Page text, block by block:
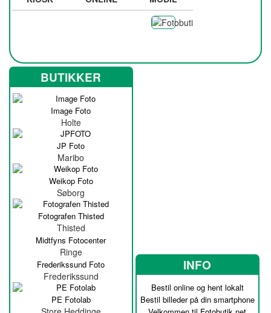
BUTIKKER
Image Foto
Holte
JP Foto
Maribo
Weikop Foto
Søborg
Fotografen Thisted
Thisted
Midtfyns Fotocenter
Ringe
Frederikssund Foto
Frederikssund
PE Fotolab
INFO
Bestil online og hent lokalt
Bestil billeder på din smartphone